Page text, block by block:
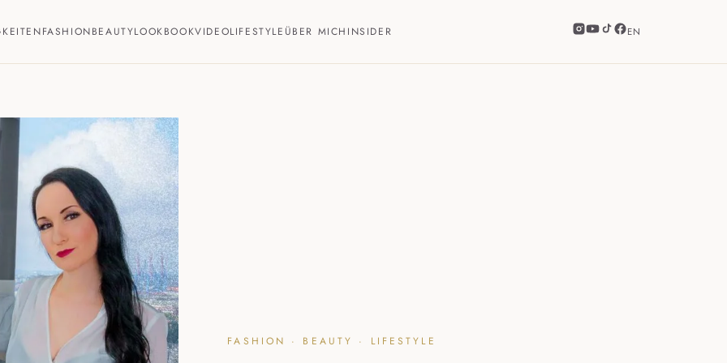
FASHIONBEAUTYLOOKBOOKVIDEOLIFESTYLE ÜBER MICH INSIDER EN
FASHION · BEAUTY · LIFESTYLE